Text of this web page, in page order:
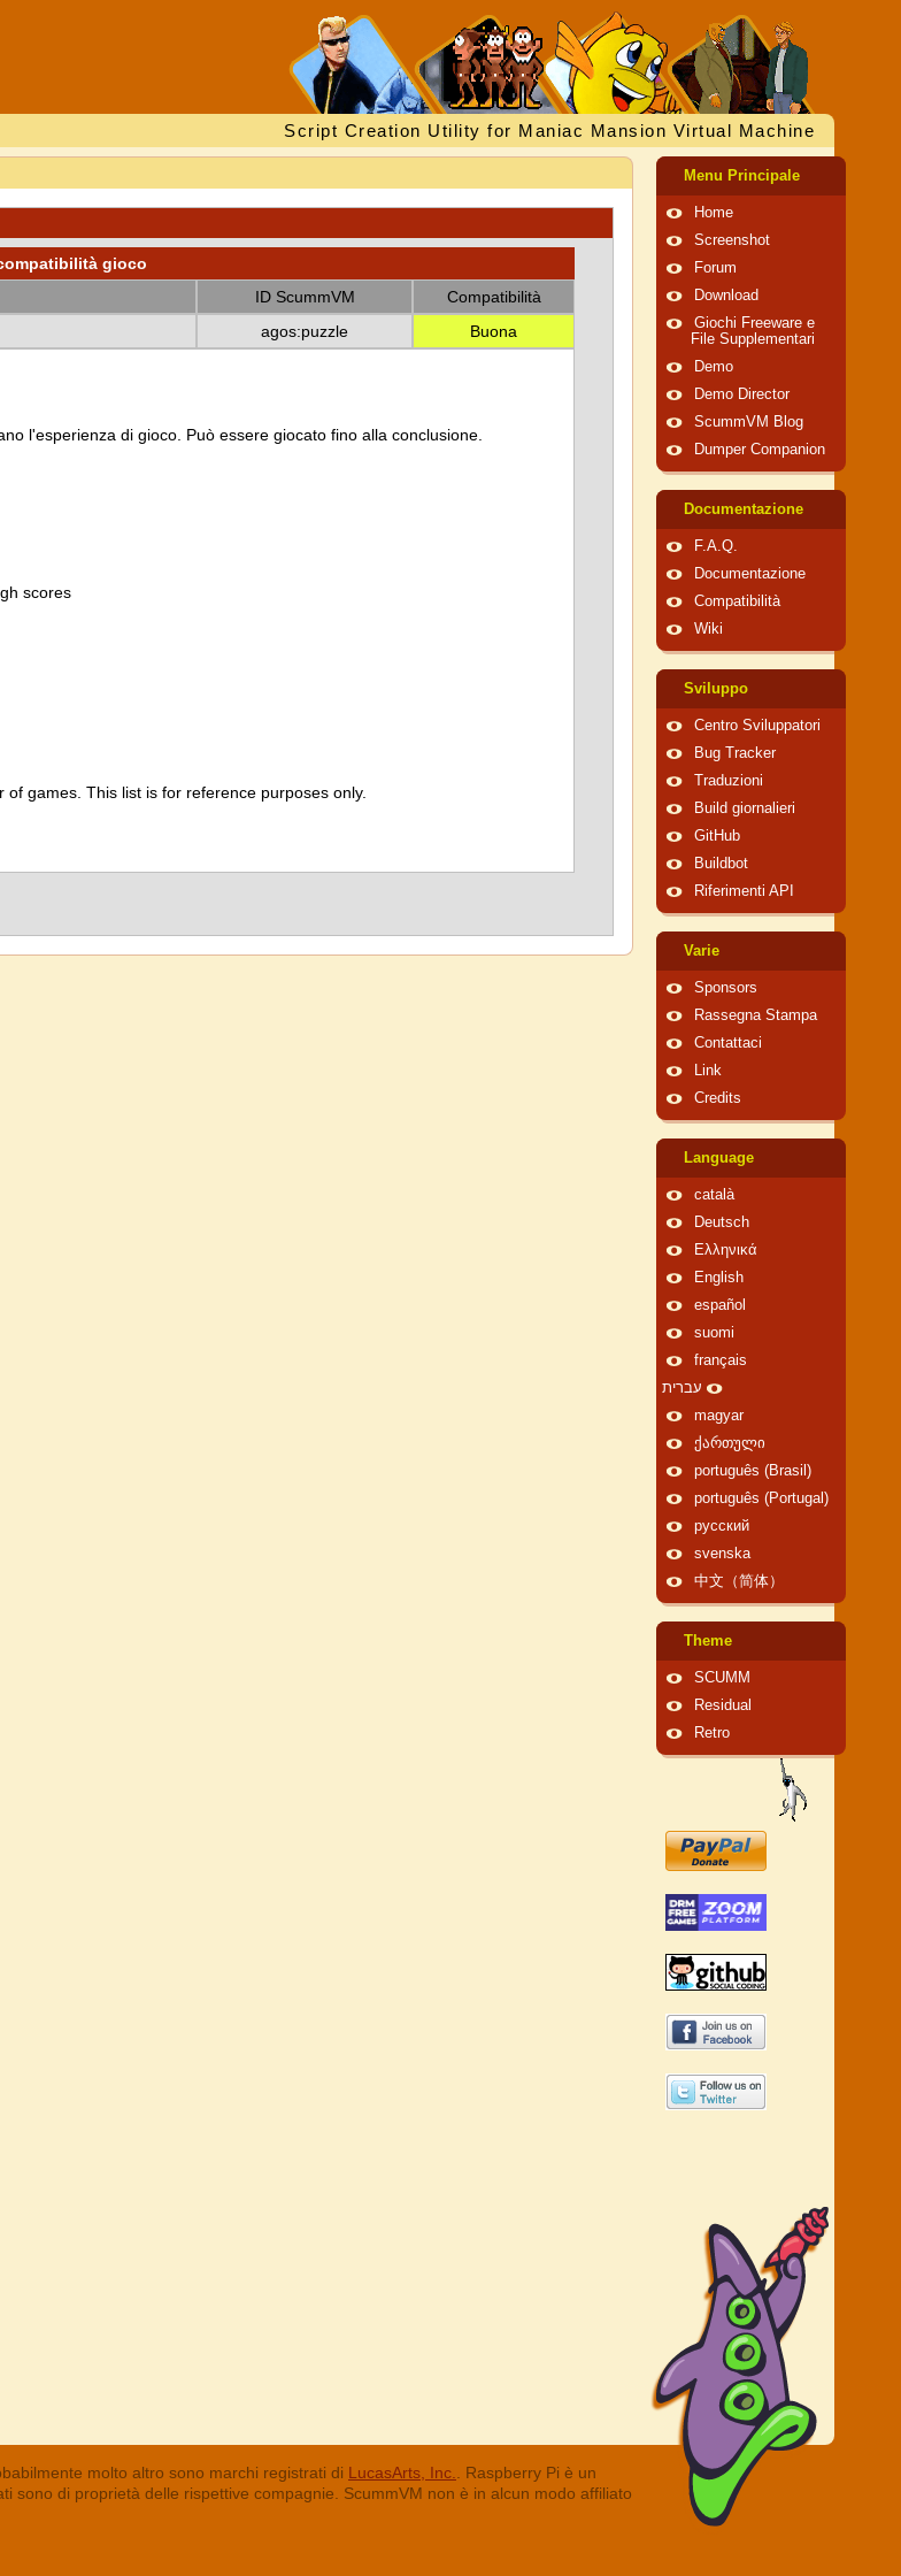
Script Creation Utility for Maniac Mansion Virtual Machine
gioco
ID ScummVM
Compatibilità
agos:puzzle Buona
l'esperienza di gioco. Può essere giocato fino alla conclusione.
scores
games. This list is for reference purposes only.
Menu Principale
Home
Screenshot
Forum
Download
Giochi Freeware e
File Supplementari
Demo
Demo Director
ScummVM Blog
Dumper Companion
Documentazione
F.A.Q.
Documentazione
Compatibilità
Wiki
Sviluppo
Centro Sviluppatori
Bug Tracker
Traduzioni
Build giornalieri
GitHub
Buildbot
Riferimenti API
Varie
Sponsors
Rassegna Stampa
Contattaci
Link
Credits
Language
català
Deutsch
Ελληνικά
English
español
suomi
français
עברית
magyar
ქართული
português (Brasil)
português (Portugal)
русский
svenska
中文（简体）
Theme
SCUMM
Residual
Retro
molto altro sono marchi registrati di LucasArts, Inc.
. Raspberry Pi è un
sono di proprietà delle rispettive compagnie. ScummVM non è in alcun modo affiliato